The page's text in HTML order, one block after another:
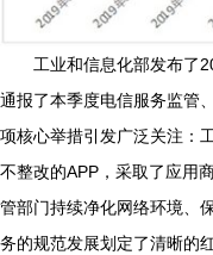
工业和信息化部发布了
通报了本季度电信服务监管
项核心举措引发广泛关注：
不整改的APP，采取了应用
管部门持续净化网络环境、
务的规范发展划定了清晰的红